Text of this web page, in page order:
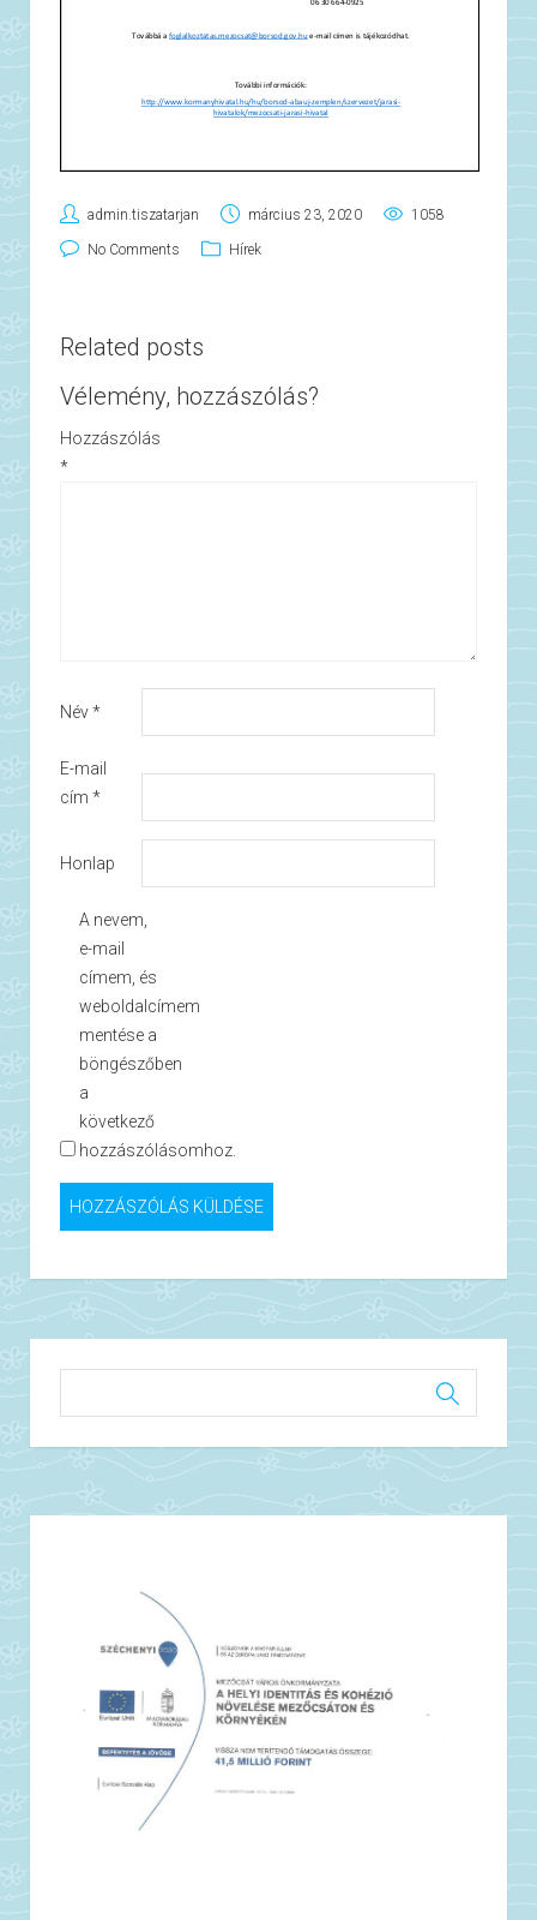
admin.tiszatarjan március 23, 2020 1058
No Comments Hírek
Related posts
Vélemény, hozzászólás?
Hozzászólás
*
Név*
E-mail
cím *
Honlap
A nevem,
e-mail
címem, és
weboldalcímem
mentése a
böngészőben
a
következő
hozzászólásomhoz.